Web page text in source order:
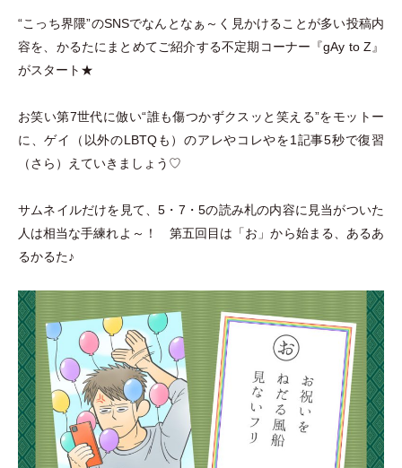
“こっち界隈”のSNSでなんとなぁ～く見かけることが多い投稿内
容を、かるたにまとめてご紹介する不定期コーナー『gAy to Z』
がスタート★
お笑い第7世代に倣い“誰も傷つかずクスッと笑える”をモットー
に、ゲイ
（ 以外のLBTQも ）のアレやコレやを1記事5秒で復習
（さら ） えていきましょう♡
サムネイルだけを見て、5 ・ 7 ・5の読み札の内容に見当がついた
人は相当な手練れよ～！ 第五回目は 「お 」から始まる、あるあ
るかるた♪